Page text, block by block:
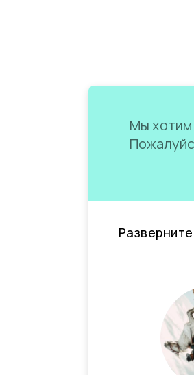
Мы хотим